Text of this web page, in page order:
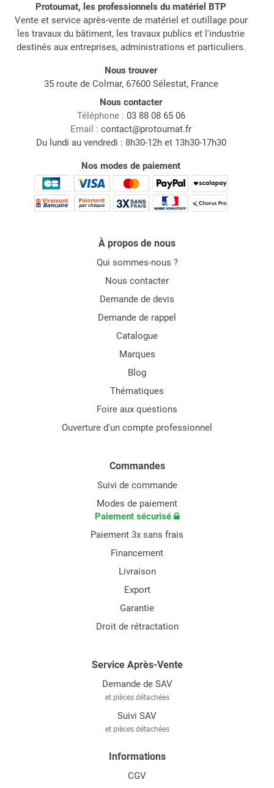
Protoumat, les professionnels du matériel BTP
Vente et service après-vente de matériel et outillage pour
les travaux du bâtiment, les travaux publics et l'industrie
destinés aux entreprises, administrations et particuliers.
Nous trouver
35 route de Colmar, 67600 Sélestat, France
Nous contacter
Téléphone : 03 88 08 65 06
Email : contact@protoumat.fr
Du lundi au vendredi : 8h30-12h et 13h30-17h30
Nos modes de paiement
À propos de nous
Qui sommes-nous ?
Nous contacter
Demande de devis
Demande de rappel
Catalogue
Marques
Blog
Thématiques
Foire aux questions
Ouverture d'un compte professionnel
Commandes
Suivi de commande
Modes de paiement
Paiement sécurisé
Paiement 3x sans frais
Financement
Livraison
Export
Garantie
Droit de rétractation
Service Après-Vente
Demande de SAV
et pièces détachées
Suivi SAV
et pièces détachées
Informations
CGV